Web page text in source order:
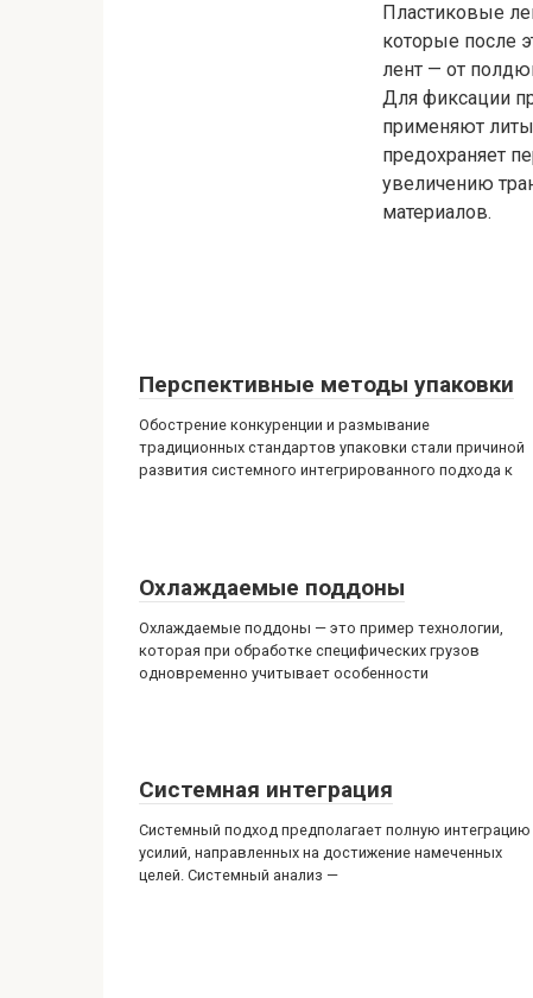
Пластиковые
которые после
лент — от
Для фиксации
применяют
предохраняет
увеличению
материалов.
Перспективные методы упаковки
Обострение конкуренции и размывание
традиционных стандартов упаковки стали причиной
развития системного интегрированного подхода к
Охлаждаемые поддоны
Охлаждаемые поддоны — это пример технологии,
которая при обработке специфических грузов
одновременно учитывает особенности
Системная интеграция
Системный подход предполагает полную интеграцию
усилий, направленных на достижение намеченных
целей. Системный анализ —